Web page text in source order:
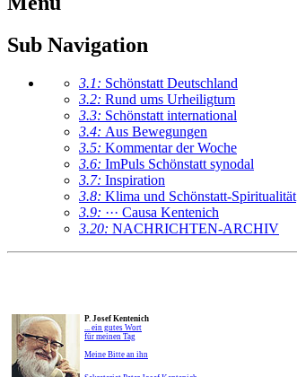
Sub Navigation
3.1: Schönstatt Deutschland
3.2: Rund ums Urheiligtum
3.3: Schönstatt international
3.4: Aus Bewegungen
3.5: Kommentar der Woche
3.6: ImPuls Schönstatt synodal
3.7: Inspiration
3.8: Klima und Schönstatt-Spiritualität
3.9: ··· Causa Kentenich
3.20: NACHRICHTEN-ARCHIV
P. Josef Kentenich
... ein gutes Wort
für meinen Tag
Meine Bitte an ihn